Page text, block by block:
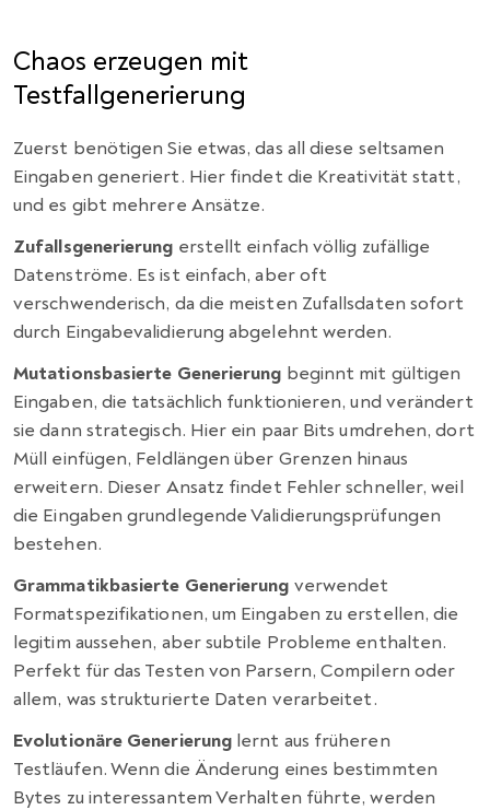
Chaos erzeugen mit
Testfallgenerierung
Zuerst benötigen Sie etwas, das all diese seltsamen
Eingaben generiert. Hier findet die Kreativität statt,
und es gibt mehrere Ansätze.
Zufallsgenerierung erstellt einfach völlig zufällige
Datenströme. Es ist einfach, aber oft
verschwenderisch, da die meisten Zufallsdaten sofort
durch Eingabevalidierung abgelehnt werden.
Mutationsbasierte Generierung beginnt mit gültigen
Eingaben, die tatsächlich funktionieren, und verändert
sie dann strategisch. Hier ein paar Bits umdrehen, dort
Müll einfügen, Feldlängen über Grenzen hinaus
erweitern. Dieser Ansatz findet Fehler schneller, weil
die Eingaben grundlegende Validierungsprüfungen
bestehen.
Grammatikbasierte Generierung verwendet
Formatspezifikationen, um Eingaben zu erstellen, die
legitim aussehen, aber subtile Probleme enthalten.
Perfekt für das Testen von Parsern, Compilern oder
allem, was strukturierte Daten verarbeitet.
Evolutionäre Generierung lernt aus früheren
Testläufen. Wenn die Änderung eines bestimmten
Bytes zu interessantem Verhalten führte, werden